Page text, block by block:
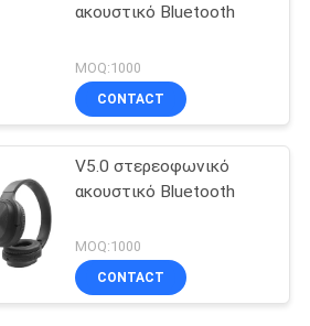
ακουστικό Bluetooth
MOQ:1000
CONTACT
V5.0 στερεοφωνικό
ακουστικό Bluetooth
MOQ:1000
CONTACT